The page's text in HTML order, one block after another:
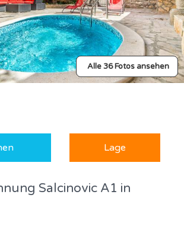
Alle 36 Fotos ansehen
Lage
Salcinovic A1 in